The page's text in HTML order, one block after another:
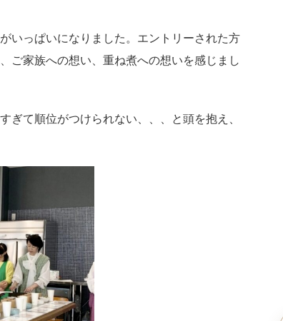
いっぱいになりました。エントリーされた方
ご家族への想い、重ね煮への想いを感じまし
ぎて順位がつけられない、、、と頭を抱え、